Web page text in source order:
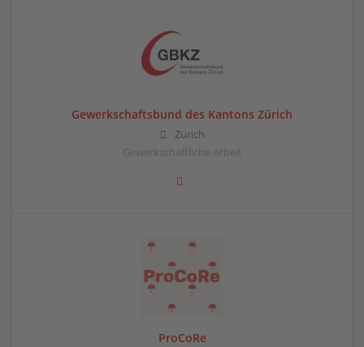
Gewerkschaftsbund des Kantons Zürich
Zürich
Gewerkschaftliche Arbeit
ProCoRe